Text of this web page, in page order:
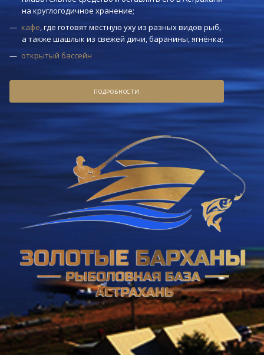
на круглогодичное хранение;
кафе, где готовят местную уху из разных видов рыб,
а также шашлык из свежей дичи, баранины, ягнёнка;
открытый бассейн
ПОДРОБНОСТИ